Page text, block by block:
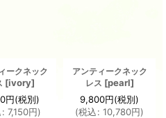
ークネック
[ivory]
円(税別)
: 7,150円)
アンティークネック
レス [pearl]
9,800円(税別)
(税込: 10,780円)